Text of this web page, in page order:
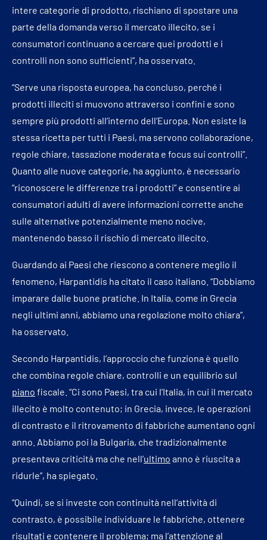
intere categorie di prodotto, rischiano di spostare una
parte della domanda verso il mercato illecito, se i
consumatori continuano a cercare quei prodotti e i
controlli non sono sufficienti”, ha osservato.
“Serve una risposta europea, ha concluso, perché i
prodotti illeciti si muovono attraverso i confini e sono
sempre più prodotti all’interno dell’Europa. Non esiste la
stessa ricetta per tutti i Paesi, ma servono collaborazione,
regole chiare, tassazione moderata e focus sui controlli”.
Quanto alle nuove categorie, ha aggiunto, è necessario
“riconoscere le differenze tra i prodotti” e consentire ai
consumatori adulti di avere informazioni corrette anche
sulle alternative potenzialmente meno nocive,
mantenendo basso il rischio di mercato illecito.
Guardando ai Paesi che riescono a contenere meglio il
fenomeno, Harpantidis ha citato il caso italiano. “Dobbiamo
imparare dalle buone pratiche. In Italia, come in Grecia
negli ultimi anni, abbiamo una regolazione molto chiara”,
ha osservato.
Secondo Harpantidis, l’approccio che funziona è quello
che combina regole chiare, controlli e un equilibrio sul
piano fiscale. “Ci sono Paesi, tra cui l’Italia, in cui il mercato
illecito è molto contenuto; in Grecia, invece, le operazioni
di contrasto e il ritrovamento di fabbriche aumentano ogni
anno. Abbiamo poi la Bulgaria, che tradizionalmente
presentava criticità ma che nell’ultimo anno è riuscita a
ridurle”, ha spiegato.
“Quindi, se si investe con continuità nell’attività di
contrasto, è possibile individuare le fabbriche, ottenere
risultati e contenere il problema; ma l’attenzione al